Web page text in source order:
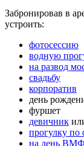
Забронировав в
устроить:
фотосессию
водную
на развод
свадьбу
корпоратив
день
фуршет
девичник
прогулку по
на день ВМФ